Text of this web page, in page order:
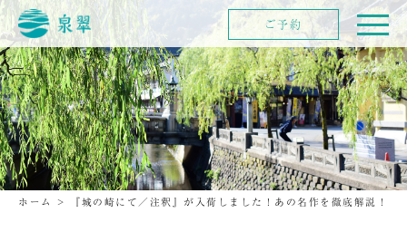
ホーム > 『城の崎にて／注釈』が入荷しました！あの名作を徹底解説！
ご予約